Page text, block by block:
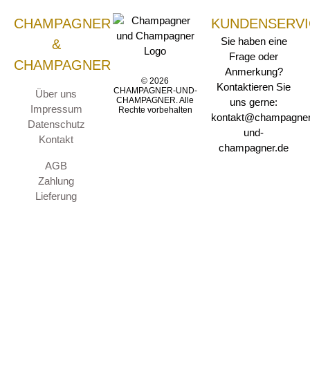
CHAMPAGNER
&
CHAMPAGNER
Über uns
Impressum
Datenschutz
Kontakt
AGB
Zahlung
Lieferung
© 2026
CHAMPAGNER-UND-
CHAMPAGNER. Alle
Rechte vorbehalten
Sie haben eine
Frage oder
Anmerkung?
Kontaktieren Sie
uns gerne:
und-
champagner.de